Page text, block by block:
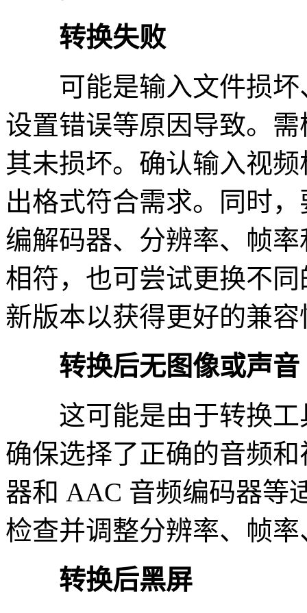
转换失败
可能是输入文件损坏
设置错误等原因导致。
其未损坏。确认输入视
出格式符合需求。同时
编解码器、分辨率、帧
相符，也可尝试更换不
新版本以获得更好的兼
转换后无图像或声音
这可能是由于转换工
确保选择了正确的音频
器和 AAC 音频编码器等
检查并调整分辨率、帧
转换后黑屏